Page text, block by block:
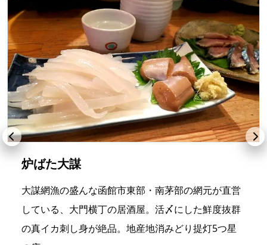
炉ばた大謀
大謀網漁の盛んな函館市東部・南茅部の網元が直営
している、大門横丁の居酒屋。活〆にした鮮度抜群
の真イカ刺し身が絶品。地産地消みどり提灯5つ星